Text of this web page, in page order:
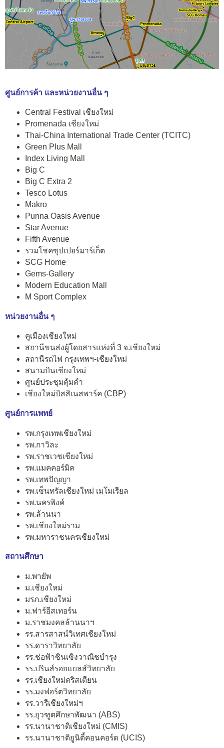
ศูนย์การค้า และหน่วยงานอื่น ๆ
Central Festival เชียงใหม่
Promenada เชียงใหม่
Thai-China International Trade Center (TCITC)
Green Plus Mall
Index Living Mall
Big C
Big C Extra 2
Tesco Lotus
Makro
Punna Oasis Avenue
Star Avenue
Fifth Avenue
รวมโชคซุปเปอร์มาร์เก็ต
SCG Home
Gems-Gallery
Modern Education Mall
M Sport Complex
หน่วยงานอื่น ๆ
คูเมืองเชียงใหม่
สถานีขนส่งผู้โดยสารแห่งที่ 3 จ.เชียงใหม่
สถานีรถไฟ กรุงเทพฯ-เชียงใหม่
สนามบินเชียงใหม่
ศูนย์ประชุมคุ้มคำ
เชียงใหม่บิสสิเนสพาร์ค (CBP)
ศูนย์การแพทย์
รพ.กรุงเทพเชียงใหม่
รพ.กาวิละ
รพ.ราชเวชเชียงใหม่
รพ.แมคคอร์มิค
รพ.เทพปัญญา
รพ.เซ็นทรัลเชียงใหม่ เมโมเรียล
รพ.นครพิงค์
รพ.ล้านนา
รพ.เชียงใหม่ราม
รพ.มหาราชนครเชียงใหม่
สถานศึกษา
ม.พายัพ
ม.เชียงใหม่
มรภ.เชียงใหม่
ม.ฟาร์อีสเทอร์น
ม.ราชมงคลล้านนาฯ
รร.สารสาสน์วิเทศเชียงใหม่
รร.ดาราวิทยาลัย
รร.ช่อฟ้าซินเซิงวาณิชบำรุง
รร.ปรินส์รอยแยลส์วิทยาลัย
รร.เชียงใหม่คริสเตียน
รร.มงฟอร์ตวิทยาลัย
รร.วารีเชียงใหม่ฯ
รร.ยุวฑูตศึกษาพัฒนา (ABS)
รร.นานาชาติเชียงใหม่ (CMIS)
รร.นานาชาติยูนิตี้คอนคอร์ด (UCIS)